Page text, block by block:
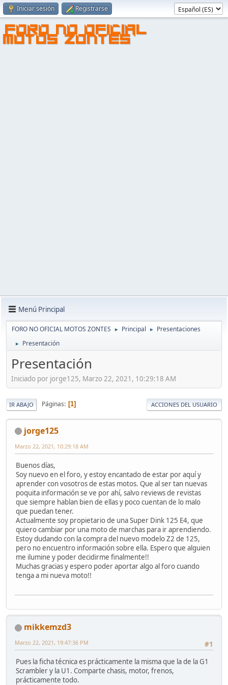
Iniciar sesión Registrarse
FORO NO OFICIAL
MOTOS ZONTES
Menú Principal
FORO NO OFICIAL MOTOS ZONTES ► Principal ► Presentaciones
► Presentación
Presentación
Iniciado por jorge125, Marzo 22, 2021, 10:29:18 AM
IR ABAJO Páginas 1 ACCIONES DEL USUARIO
jorge125
Marzo 22, 2021, 10:29:18 AM
Buenos días,
Soy nuevo en el foro, y estoy encantado de estar por aquí y
aprender con vosotros de estas motos. Que al ser tan nuevas
poquita información se ve por ahí, salvo reviews de revistas
que siempre hablan bien de ellas y poco cuentan de lo malo
que puedan tener.
Actualmente soy propietario de una Super Dink 125 E4, que
quiero cambiar por una moto de marchas para ir aprendiendo.
Estoy dudando con la compra del nuevo modelo Z2 de 125,
pero no encuentro información sobre ella. Espero que alguien
me ilumine y poder decidirme finalmente!!
Muchas gracias y espero poder aportar algo al foro cuando
tenga a mi nueva moto!!
mikkemzd3
#1
Marzo 22, 2021, 19:47:36 PM
Pues la ficha técnica es prácticamente la misma que la de la G1
Scrambler y la U1. Comparte chasis, motor, frenos,
prácticamente todo.